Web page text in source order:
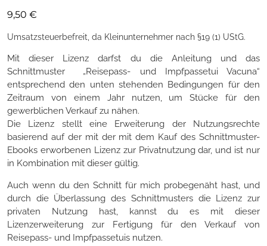
9,50 €
Umsatzsteuerbefreit, da Kleinunternehmer nach §19 (1) UStG.
Mit dieser Lizenz darfst du die Anleitung und das
Schnittmuster „Reisepass- und Impfpassetui Vacuna“
entsprechend den unten stehenden Bedingungen für den
Zeitraum von einem Jahr nutzen, um Stücke für den
gewerblichen Verkauf zu nähen.
Die Lizenz stellt eine Erweiterung der Nutzungsrechte
basierend auf der mit der mit dem Kauf des Schnittmuster-
Ebooks erworbenen Lizenz zur Privatnutzung dar, und ist nur
in Kombination mit dieser gültig.
Auch wenn du den Schnitt für mich probegenäht hast, und
durch die Überlassung des Schnittmusters die Lizenz zur
privaten Nutzung hast, kannst du es mit dieser
Lizenzerweiterung zur Fertigung für den Verkauf von
Reisepass- und Impfpassetuis nutzen.